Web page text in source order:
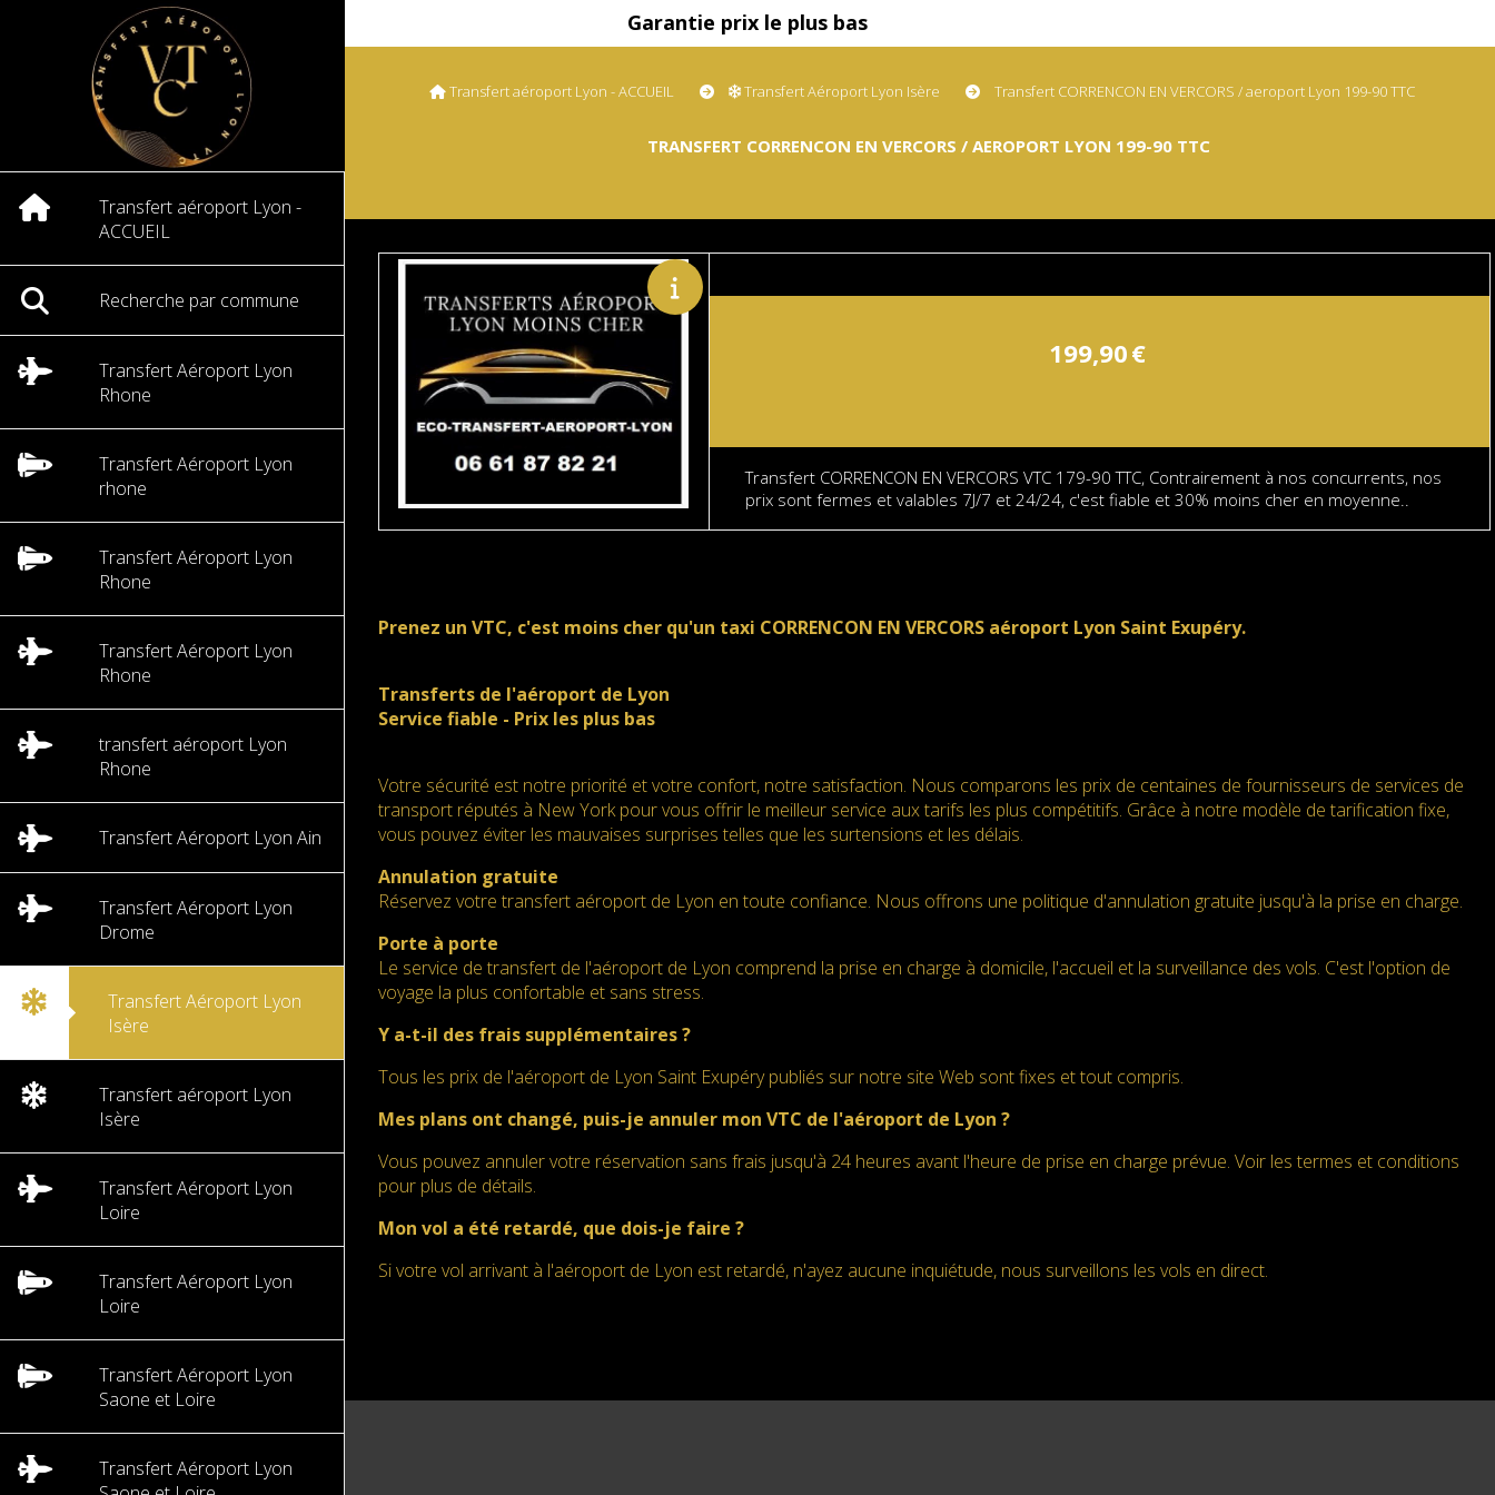
Garantie prix le plus bas
Transfert aéroport Lyon -
ACCUEIL
Recherche par commune
Transfert Aéroport Lyon
Rhone
Transfert Aéroport Lyon
rhone
Transfert Aéroport Lyon
Rhone
Transfert Aéroport Lyon
Rhone
transfert aéroport Lyon
Rhone
Transfert Aéroport Lyon Ain
Transfert Aéroport Lyon
Drome
Transfert Aéroport Lyon
Isère
Transfert aéroport Lyon
Isère
Transfert Aéroport Lyon
Loire
Transfert Aéroport Lyon
Loire
Transfert Aéroport Lyon
Saone et Loire
Transfert Aéroport Lyon
Transfert aéroport Lyon - ACCUEIL Transfert Aéroport Lyon Isère Transfert CORRENCON EN VERCORS / aeroport Lyon 199-90 TTC
TRANSFERT CORRENCON EN VERCORS / AEROPORT LYON 199-90 TTC
199,90€
Transfert CORRENCON EN VERCORS VTC 179-90 TTC, Contrairement à nos concurrents, nos
prix sont fermes et valables 7J/7 et 24/24, c'est fiable et 30% moins cher en moyenne..
Prenez un VTC, c'est moins cher qu'un taxi CORRENCON EN VERCORS aéroport Lyon Saint Exupéry.
Transferts de l'aéroport de Lyon
Service fiable - Prix les plus bas
Votre sécurité est notre priorité et votre confort, notre satisfaction. Nous comparons les prix de centaines de fournisseurs de services de
transport réputés à New York pour vous offrir le meilleur service aux tarifs les plus compétitifs. Grâce à notre modèle de tarification fixe,
vous pouvez éviter les mauvaises surprises telles que les surtensions et les délais.
Annulation gratuite
Réservez votre transfert aéroport de Lyon en toute confiance. Nous offrons une politique d'annulation gratuite jusqu'à la prise en charge.
Porte à porte
Le service de transfert de l'aéroport de Lyon comprend la prise en charge à domicile, l'accueil et la surveillance des vols. C'est l'option de
voyage la plus confortable et sans stress.
Y a-t-il des frais supplémentaires ?
Tous les prix de l'aéroport de Lyon Saint Exupéry publiés sur notre site Web sont fixes et tout compris.
Mes plans ont changé, puis-je annuler mon VTC de l'aéroport de Lyon ?
Vous pouvez annuler votre réservation sans frais jusqu'à 24 heures avant l'heure de prise en charge prévue. Voir les termes et conditions
pour plus de détails.
Mon vol a été retardé, que dois-je faire ?
Si votre vol arrivant à l'aéroport de Lyon est retardé, n'ayez aucune inquiétude, nous surveillons les vols en direct.